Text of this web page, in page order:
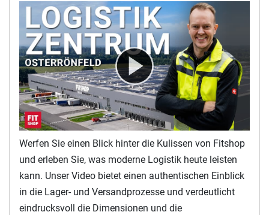
Werfen Sie einen Blick hinter die Kulissen von Fitshop
und erleben Sie, was moderne Logistik heute leisten
kann. Unser Video bietet einen authentischen Einblick
in die Lager- und Versandprozesse und verdeutlicht
eindrucksvoll die Dimensionen und die